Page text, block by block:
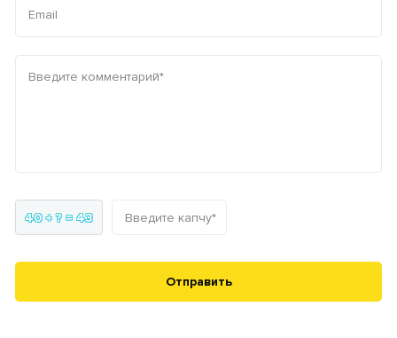
Email
Введите комментарий*
40 + ? = 43 Введите капчу*
Отправить